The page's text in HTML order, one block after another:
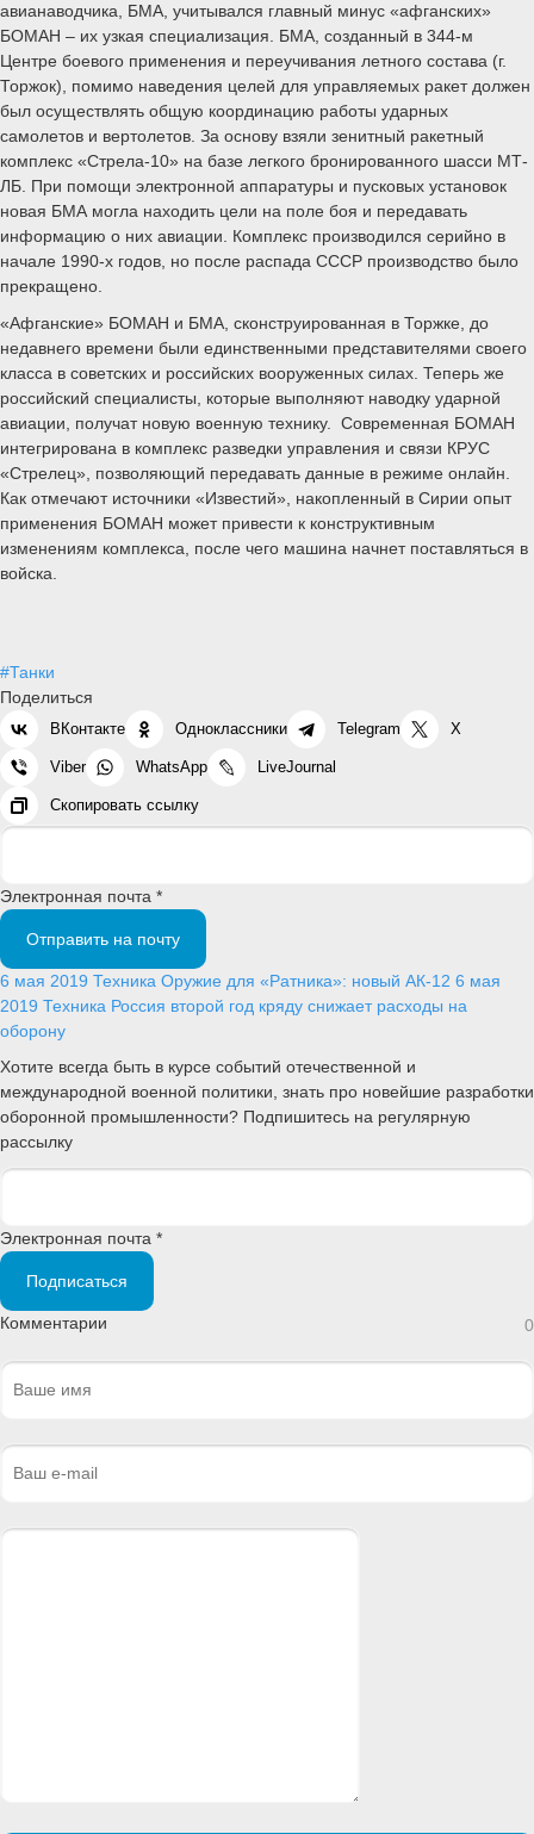
авианаводчика, БМА, учитывался главный минус «афганских»
БОМАН – их узкая специализация. БМА, созданный в 344-м
Центре боевого применения и переучивания летного состава (г.
Торжок), помимо наведения целей для управляемых ракет должен
был осуществлять общую координацию работы ударных
самолетов и вертолетов. За основу взяли зенитный ракетный
комплекс «Стрела-10» на базе легкого бронированного шасси МТ-
ЛБ. При помощи электронной аппаратуры и пусковых установок
новая БМА могла находить цели на поле боя и передавать
информацию о них авиации. Комплекс производился серийно в
начале 1990-х годов, но после распада СССР производство было
прекращено.
«Афганские» БОМАН и БМА, сконструированная в Торжке, до
недавнего времени были единственными представителями своего
класса в советских и российских вооруженных силах. Теперь же
российский специалисты, которые выполняют наводку ударной
авиации, получат новую военную технику. Современная БОМАН
интегрирована в комплекс разведки управления и связи КРУС
«Стрелец», позволяющий передавать данные в режиме онлайн.
Как отмечают источники «Известий», накопленный в Сирии опыт
применения БОМАН может привести к конструктивным
изменениям комплекса, после чего машина начнет поставляться в
войска.
#Танки
Поделиться
ВКонтакте Одноклассники Telegram X
Viber WhatsApp LiveJournal
Скопировать ссылку
Электронная почта *
Отправить на почту
6 мая 2019 Техника Оружие для «Ратника»: новый АК-12 6 мая
2019 Техника Россия второй год кряду снижает расходы на
оборону
Хотите всегда быть в курсе событий отечественной и
международной военной политики, знать про новейшие разработки
оборонной промышленности? Подпишитесь на регулярную
рассылку
Электронная почта *
Подписаться
Комментарии 0